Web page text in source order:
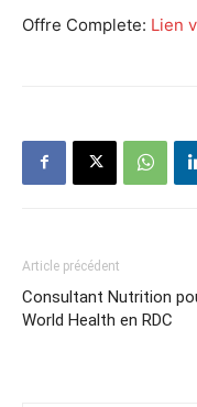
Offre Complete: Lien
Article précédent
Consultant Nutrition
World Health en RDC